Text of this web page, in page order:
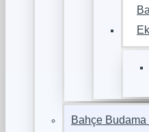
Bahçe Budama